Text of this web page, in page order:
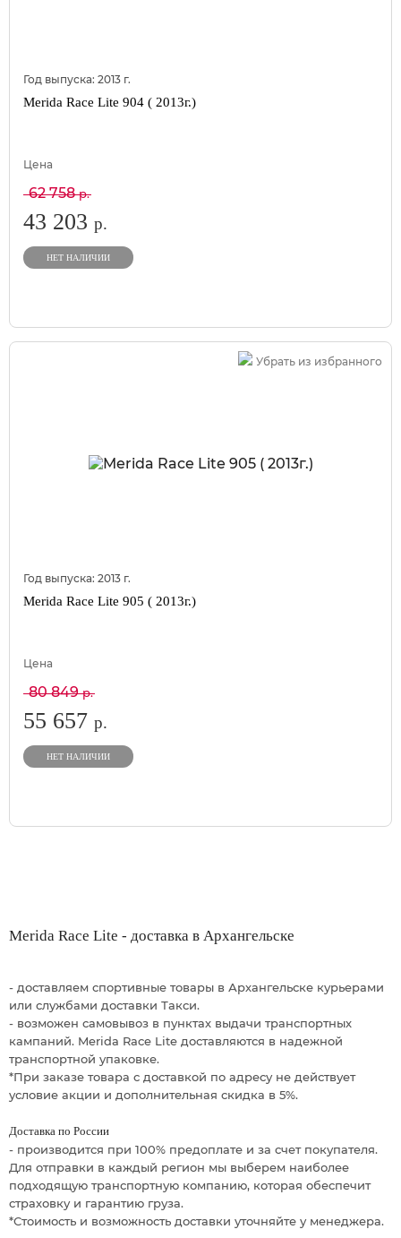
Год выпуска: 2013 г.
Merida Race Lite 904 ( 2013г.)
Цена
62 758р.
43 203 р.
НЕТ НАЛИЧИИ
Убрать из избранного
Год выпуска: 2013 г.
Merida Race Lite 905 ( 2013г.)
Цена
80 849р.
55 657 р.
НЕТ НАЛИЧИИ
Merida Race Lite - доставка в Архангельске
- доставляем спортивные товары в Архангельске курьерами
или службами доставки Такси.
- возможен самовывоз в пунктах выдачи транспортных
кампаний. Merida Race Lite доставляются в надежной
транспортной упаковке.
*При заказе товара с доставкой по адресу не действует
условие акции и дополнительная скидка в 5%.
Доставка по России
- производится при 100% предоплате и за счет покупателя.
Для отправки в каждый регион мы выберем наиболее
подходящую транспортную компанию, которая обеспечит
страховку и гарантию груза.
*Стоимость и возможность доставки уточняйте у менеджера.